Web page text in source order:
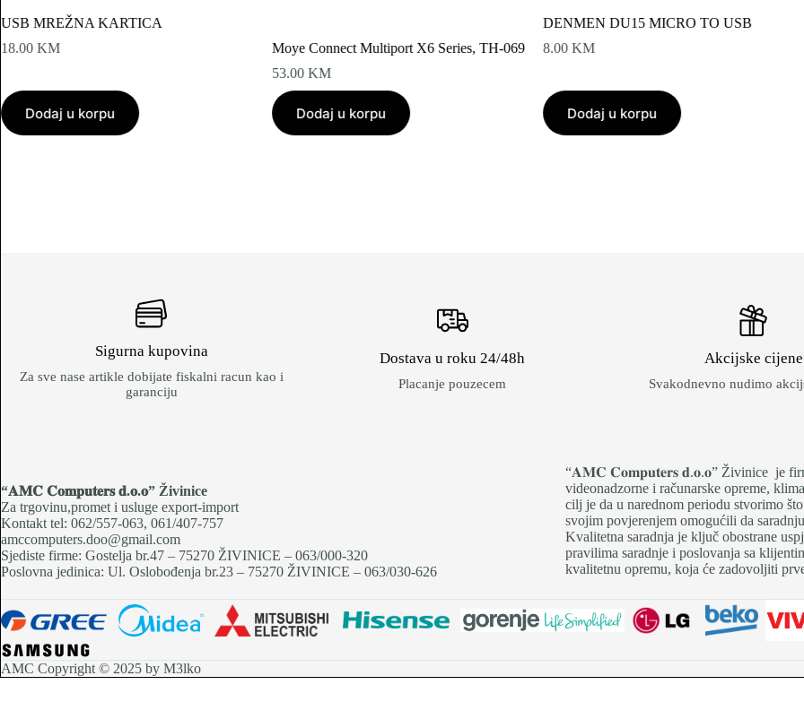
USB MREŽNA KARTICA
18.00 KM
Dodaj u korpu
Moye Connect Multiport X6 Series, TH-069
53.00 KM
Dodaj u korpu
DENMEN DU15 MICRO TO USB
8.00 KM
Dodaj u korpu
Sigurna kupovina
Za sve nase artikle dobijate fiskalni racun kao i
garanciju
Dostava u roku 24/48h
Placanje pouzecem
Akcijske cijene
Svakodnevno nudimo
“𝐀𝐌𝐂 𝐂𝐨𝐦𝐩𝐮𝐭𝐞𝐫𝐬 𝐝.𝐨.𝐨” Živinice
Za trgovinu,promet i usluge export-import
Kontakt tel: 062/557-063, 061/407-757
amccomputers.doo@gmail.com
Sjediste firme: Gostelja br.47 – 75270 ŽIVINICE – 063/000-320
Poslovna jedinica: Ul. Oslobođenja br.23 – 75270 ŽIVINICE – 063/030-626
“𝐀𝐌𝐂 𝐂𝐨𝐦𝐩𝐮𝐭𝐞𝐫𝐬 𝐝.𝐨.𝐨” Živinice je
videonadzorne i računarske opreme,
cilj je da u narednom periodu stvorimo
svojim povjerenjem omogućili da
Kvalitetna saradnja je ključ obostrane
pravilima saradnje i poslovanja sa
kvalitetnu opremu, koja će zadovoljiti
AMC Copyright © 2025 by M3lko